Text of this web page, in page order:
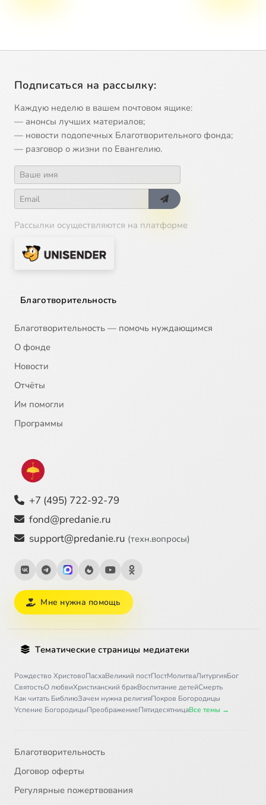
Подписаться на рассылку:
Каждую неделю в вашем почтовом ящике:
— анонсы лучших материалов;
— новости подопечных Благотворительного фонда;
— разговор о жизни по Евангелию.
Рассылки осуществляются на платформе
Благотворительность
Благотворительность — помочь нуждающимся
О фонде
Новости
Отчёты
Им помогли
Программы
+7 (495) 722-92-79
fond@predanie.ru
support@predanie.ru (техн.вопросы)
Мне нужна помощь
Тематические страницы медиатеки
Рождество ХристовоПасхаВеликий постПостМолитваЛитургияБог
СвятостьО любвиХристианский бракВоспитание детейСмерть
Как читать БиблиюЗачем нужна религияПокров Богородицы
Успение БогородицыПреображениеПятидесятницаВсе темы →
Благотворительность
Договор оферты
Регулярные пожертвования